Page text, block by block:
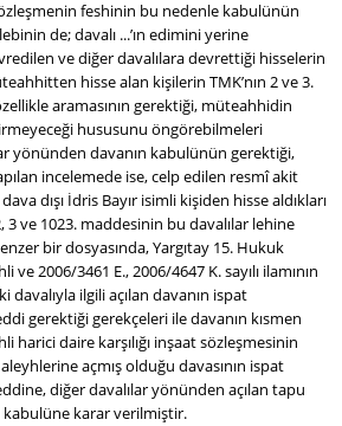
feshinin bu nedenle kabulünün
de; davalı ...’ın edimini yerine
ve diğer davalılara devrettiği hisselerin
hisse alan kişilerin TMK’nın 2 ve 3.
aramasının gerektiği, müteahhidin
hususunu öngörebilmeleri
yönünden davanın kabulünün gerektiği,
incelemede ise, celp edilen resmî akit
dışı İdris Bayır isimli kişiden hisse aldıkları
3 ve 1023. maddesinin bu davalılar lehine
bir dosyasında, Yargıtay 15. Hukuk
ve 2006/3461 E., 2006/4647 K. sayılı ilamının
ilgili açılan davanın ispat
gerektiği gerekçeleri ile davanın kısmen
harici daire karşılığı inşaat sözleşmesinin
açmış olduğu davasının ispat
diğer davalılar yönünden açılan tapu
karar verilmiştir.